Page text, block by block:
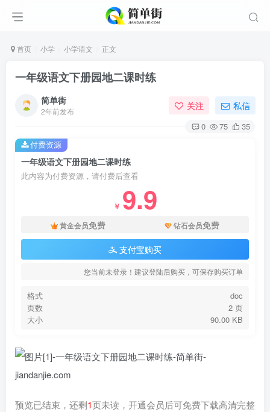
首页 小学 小学语文 正文
一年级语文下册园地二课时练
简单街
2年前发布 关注 私信
0 75 35
一年级语文下册园地二课时练
此内容为付费资源，请付费后查看
￥ 9.9
黄金会员免费 钻石会员免费
支付宝购买
您当前未登录！建议登陆后购买，可保存购买订单
格式
doc
页数
2 页
大小
90.00 KB
付费资源
预览已结束，还剩1页未读，开通会员后可免费下载高清完整